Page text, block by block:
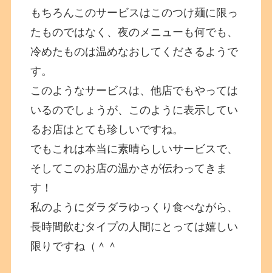
もちろんこのサービスはこのつけ麺に限っ
たものではなく、夜のメニューも何でも、
冷めたものは温めなおしてくださるようで
す。
このようなサービスは、他店でもやっては
いるのでしょうが、このように表示してい
るお店はとても珍しいですね。
でもこれは本当に素晴らしいサービスで、
そしてこのお店の温かさが伝わってきま
す！
私のようにダラダラゆっくり食べながら、
長時間飲むタイプの人間にとっては嬉しい
限りですね（＾＾